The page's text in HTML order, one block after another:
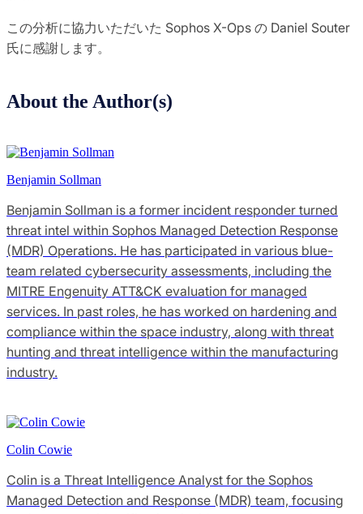
この分析に協力いただいた Sophos X-Ops の Daniel Souter
氏に感謝します。
About the Author(s)
Benjamin Sollman
Benjamin Sollman is a former incident responder turned
threat intel within Sophos Managed Detection Response
(MDR) Operations. He has participated in various blue-
team related cybersecurity assessments, including the
MITRE Engenuity ATT&CK evaluation for managed
services. In past roles, he has worked on hardening and
compliance within the space industry, along with threat
hunting and threat intelligence within the manufacturing
industry.
Colin Cowie
Colin is a Threat Intelligence Analyst for the Sophos
Managed Detection and Response (MDR) team, focusing